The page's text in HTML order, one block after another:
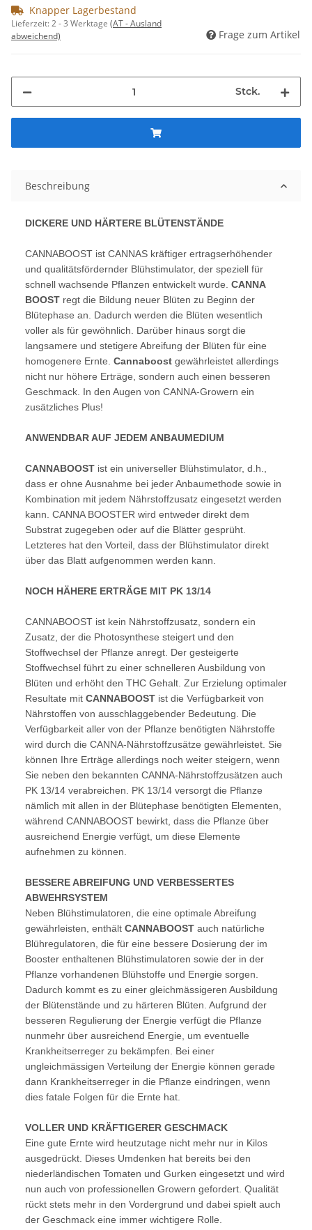
Knapper Lagerbestand
Lieferzeit:2 - 3 Werktage (AT - Ausland
abweichend)
Frage zum Artikel
Stck.
Beschreibung
DICKERE UND HÄRTERE BLÜTENSTÄNDE
CANNABOOST ist CANNAS kräftiger ertragserhöhender
und qualitätsfördernder Blühstimulator, der speziell für
schnell wachsende Pflanzen entwickelt wurde. CANNA
BOOST regt die Bildung neuer Blüten zu Beginn der
Blütephase an. Dadurch werden die Blüten wesentlich
voller als für gewöhnlich. Darüber hinaus sorgt die
langsamere und stetigere Abreifung der Blüten für eine
homogenere Ernte. Cannaboost gewährleistet allerdings
nicht nur höhere Erträge, sondern auch einen besseren
Geschmack. In den Augen von CANNA-Growern ein
zusätzliches Plus!
ANWENDBAR AUF JEDEM ANBAUMEDIUM
CANNABOOST ist ein universeller Blühstimulator, d.h.,
dass er ohne Ausnahme bei jeder Anbaumethode sowie in
Kombination mit jedem Nährstoffzusatz eingesetzt werden
kann. CANNA BOOSTER wird entweder direkt dem
Substrat zugegeben oder auf die Blätter gesprüht.
Letzteres hat den Vorteil, dass der Blühstimulator direkt
über das Blatt aufgenommen werden kann.
NOCH HÄHERE ERTRÄGE MIT PK 13/14
CANNABOOST ist kein Nährstoffzusatz, sondern ein
Zusatz, der die Photosynthese steigert und den
Stoffwechsel der Pflanze anregt. Der gesteigerte
Stoffwechsel führt zu einer schnelleren Ausbildung von
Blüten und erhöht den THC Gehalt. Zur Erzielung optimaler
Resultate mit CANNABOOST ist die Verfügbarkeit von
Nährstoffen von ausschlaggebender Bedeutung. Die
Verfügbarkeit aller von der Pflanze benötigten Nährstoffe
wird durch die CANNA-Nährstoffzusätze gewährleistet. Sie
können Ihre Erträge allerdings noch weiter steigern, wenn
Sie neben den bekannten CANNA-Nährstoffzusätzen auch
PK 13/14 verabreichen. PK 13/14 versorgt die Pflanze
nämlich mit allen in der Blütephase benötigten Elementen,
während CANNABOOST bewirkt, dass die Pflanze über
ausreichend Energie verfügt, um diese Elemente
aufnehmen zu können.
BESSERE ABREIFUNG UND VERBESSERTES
ABWEHRSYSTEM
Neben Blühstimulatoren, die eine optimale Abreifung
gewährleisten, enthält CANNABOOST auch natürliche
Blühregulatoren, die für eine bessere Dosierung der im
Booster enthaltenen Blühstimulatoren sowie der in der
Pflanze vorhandenen Blühstoffe und Energie sorgen.
Dadurch kommt es zu einer gleichmässigeren Ausbildung
der Blütenstände und zu härteren Blüten. Aufgrund der
besseren Regulierung der Energie verfügt die Pflanze
nunmehr über ausreichend Energie, um eventuelle
Krankheitserreger zu bekämpfen. Bei einer
ungleichmässigen Verteilung der Energie können gerade
dann Krankheitserreger in die Pflanze eindringen, wenn
dies fatale Folgen für die Ernte hat.
VOLLER UND KRÄFTIGERER GESCHMACK
Eine gute Ernte wird heutzutage nicht mehr nur in Kilos
ausgedrückt. Dieses Umdenken hat bereits bei den
niederländischen Tomaten und Gurken eingesetzt und wird
nun auch von professionellen Growern gefordert. Qualität
rückt stets mehr in den Vordergrund und dabei spielt auch
der Geschmack eine immer wichtigere Rolle.